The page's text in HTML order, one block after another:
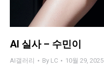
AI 실사 – 수민이
AI갤러리 By LC 10월 29, 2025